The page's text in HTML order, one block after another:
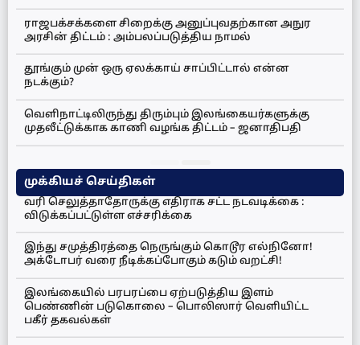
ராஜபக்சக்களை சிறைக்கு அனுப்புவதற்கான அநுர
அரசின் திட்டம் : அம்பலப்படுத்திய நாமல்
தூங்கும் முன் ஒரு ஏலக்காய் சாப்பிட்டால் என்ன
நடக்கும்?
வெளிநாட்டிலிருந்து திரும்பும் இலங்கையர்களுக்கு
முதலீட்டுக்காக காணி வழங்க திட்டம் – ஜனாதிபதி
முக்கியச் செய்திகள்
வரி செலுத்தாதோருக்கு எதிராக சட்ட நடவடிக்கை :
விடுக்கப்பட்டுள்ள எச்சரிக்கை
இந்து சமுத்திரத்தை நெருங்கும் கொடூர எல்நினோ!
அக்டோபர் வரை நீடிக்கப்போகும் கடும் வறட்சி!
இலங்கையில் பரபரப்பை ஏற்படுத்திய இளம்
பெண்ணின் படுகொலை – பொலிஸார் வெளியிட்ட
பகீர் தகவல்கள்